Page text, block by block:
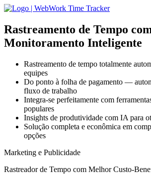
Rastreamento de Tempo
Monitoramento Inteligente
Rastreamento de tempo totalmente
equipes
Do ponto à folha de pagamento —
fluxo de trabalho
Integra-se perfeitamente com
populares
Insights de produtividade com IA para
Solução completa e econômica em
opções
Marketing e Publicidade
Rastreador de Tempo com Melhor Custo-